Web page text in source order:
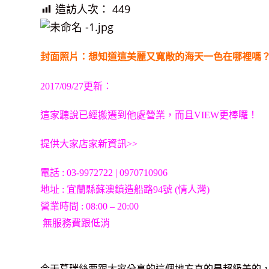
造訪人次： 449
封面照片：想知道這美麗又寬敞的海天一色在哪裡嗎？
2017/09/27更新：
這家聽說已經搬遷到他處營業，而且VIEW更棒囉！
提供大家店家新資訊>>
電話 : 03-9972722 | 0970710906
地址 : 宜蘭縣蘇澳鎮造船路94號 (情人灣)
營業時間 : 08:00 – 20:00
無服務費跟低消